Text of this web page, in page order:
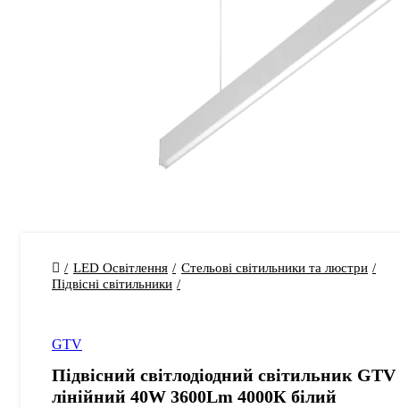
LED Освітлення
Стельові світильники та люстри
Підвісні світильники
GTV
Підвісний світлодіодний світильник
лінійний 40W 3600Lm 4000К білий